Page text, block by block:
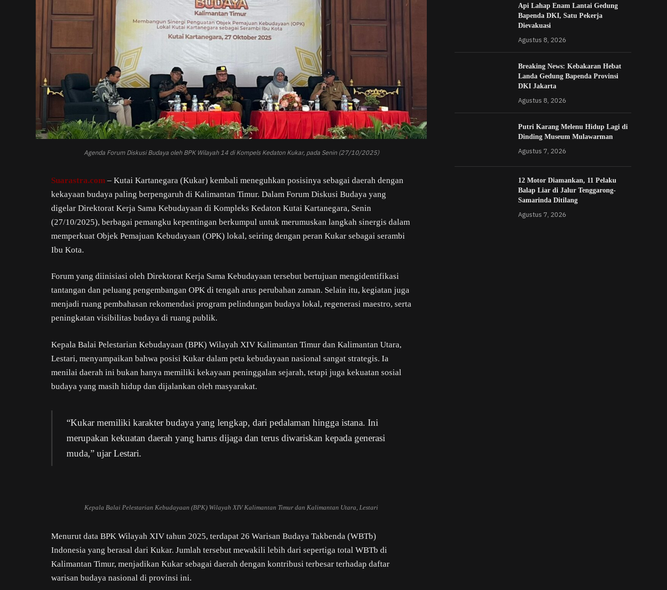
Agenda Forum Diskusi Budaya oleh BPK Wilayah 14 di Kompels Kedaton Kukar, pada Senin (27/10/2025)
Suarastra.com – Kutai Kartanegara (Kukar) kembali meneguhkan posisinya sebagai daerah dengan
kekayaan budaya paling berpengaruh di Kalimantan Timur. Dalam Forum Diskusi Budaya yang
digelar Direktorat Kerja Sama Kebudayaan di Kompleks Kedaton Kutai Kartanegara, Senin
(27/10/2025), berbagai pemangku kepentingan berkumpul untuk merumuskan langkah sinergis dalam
memperkuat Objek Pemajuan Kebudayaan (OPK) lokal, seiring dengan peran Kukar sebagai serambi
Ibu Kota.
Forum yang diinisiasi oleh Direktorat Kerja Sama Kebudayaan tersebut bertujuan mengidentifikasi
tantangan dan peluang pengembangan OPK di tengah arus perubahan zaman. Selain itu, kegiatan juga
menjadi ruang pembahasan rekomendasi program pelindungan budaya lokal, regenerasi maestro, serta
peningkatan visibilitas budaya di ruang publik.
Kepala Balai Pelestarian Kebudayaan (BPK) Wilayah XIV Kalimantan Timur dan Kalimantan Utara,
Lestari, menyampaikan bahwa posisi Kukar dalam peta kebudayaan nasional sangat strategis. Ia
menilai daerah ini bukan hanya memiliki kekayaan peninggalan sejarah, tetapi juga kekuatan sosial
budaya yang masih hidup dan dijalankan oleh masyarakat.
“Kukar memiliki karakter budaya yang lengkap, dari pedalaman hingga istana. Ini
merupakan kekuatan daerah yang harus dijaga dan terus diwariskan kepada generasi
muda,” ujar Lestari.
Kepala Balai Pelestarian Kebudayaan (BPK) Wilayah XIV Kalimantan Timur dan Kalimantan Utara, Lestari
Menurut data BPK Wilayah XIV tahun 2025, terdapat 26 Warisan Budaya Takbenda (WBTb)
Indonesia yang berasal dari Kukar. Jumlah tersebut mewakili lebih dari sepertiga total WBTb di
Kalimantan Timur, menjadikan Kukar sebagai daerah dengan kontribusi terbesar terhadap daftar
warisan budaya nasional di provinsi ini.
Api Lahap Enam Lantai Gedung
Bapenda DKI, Satu Pekerja
Dievakuasi
Agustus 8, 2026
Breaking News: Kebakaran Hebat
Landa Gedung Bapenda Provinsi
DKI Jakarta
Agustus 8, 2026
Putri Karang Melenu Hidup Lagi di
Dinding Museum Mulawarman
Agustus 7, 2026
12 Motor Diamankan, 11 Pelaku
Balap Liar di Jalur Tenggarong-
Samarinda Ditilang
Agustus 7, 2026